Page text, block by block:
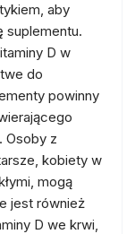
aby
suplementu.
D w
do
powinny
Osoby z
kobiety w
mogą
jest również
D we krwi,